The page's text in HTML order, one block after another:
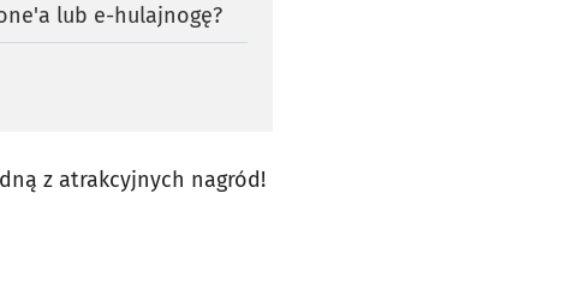
lub e-hulajnogę?
z atrakcyjnych nagród!